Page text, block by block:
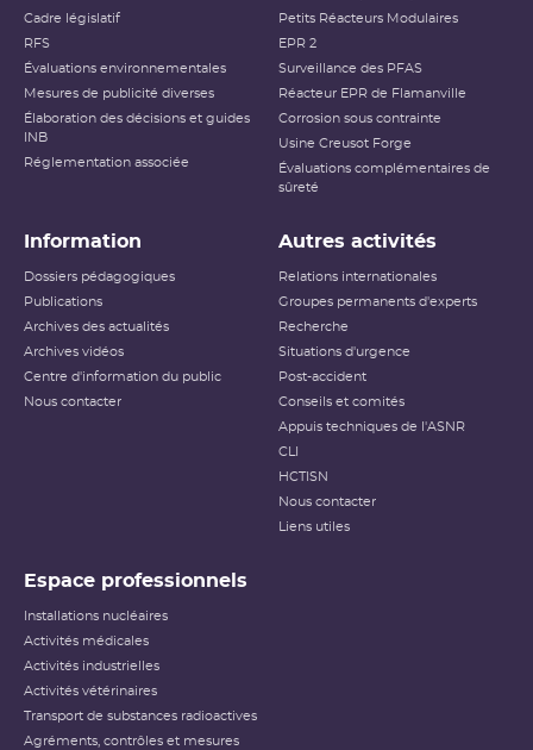
Cadre législatif
RFS
Évaluations environnementales
Mesures de publicité diverses
Élaboration des décisions et guides
INB
Réglementation associée
Petits Réacteurs Modulaires
EPR 2
Surveillance des PFAS
Réacteur EPR de Flamanville
Corrosion sous contrainte
Usine Creusot Forge
Évaluations complémentaires de
sûreté
Information
Dossiers pédagogiques
Publications
Archives des actualités
Archives vidéos
Centre d'information du public
Nous contacter
Autres activités
Relations internationales
Groupes permanents d'experts
Recherche
Situations d'urgence
Post-accident
Conseils et comités
Appuis techniques de l'ASNR
CLI
HCTISN
Nous contacter
Liens utiles
Espace professionnels
Installations nucléaires
Activités médicales
Activités industrielles
Activités vétérinaires
Transport de substances radioactives
Agréments, contrôles et mesures